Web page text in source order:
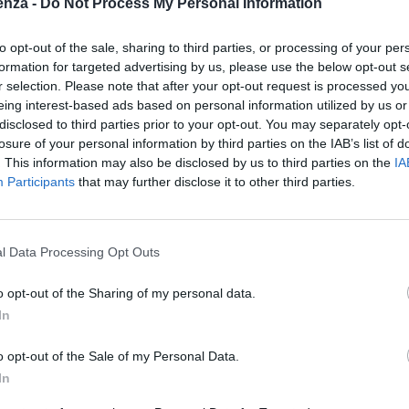
opt-out of the sale, sharing to third parties, or processing of your
for targeted advertising by us, please use the below opt-out
selection. Please note that after your opt-out request is processed
interest-based ads based on personal information utilized by us
to third parties prior to your opt-out. You may separately
of your personal information by third parties on the IAB’s list of
This information may also be disclosed by us to third parties on the
Participants that may further disclose it to other third parties.
Data Processing Opt Outs
opt-out of the Sharing of my personal data.
opt-out of the Sale of my Personal Data.
-
i pazienti accolti dall’Ospedale Niguarda di Milano
a poche ore dall’evento. Altri 4 sono stati trasferiti
Svizzera, mentre il 3 gennaio se ne sono aggiunti
in carico 2 pazienti provenienti da Aarau e Zurigo”.È
in un aggiornamento sul numero di feriti
di 55. Sette sono considerati in condizioni
intensive. Niguarda rimane a disposizione per
ricoverato a Zurigo, al momento considerato
e assistenza ad ulteriori feriti. Le equipe che si stanno
d’urgenza e Pronto Soccorso, al Centro Ustioni,